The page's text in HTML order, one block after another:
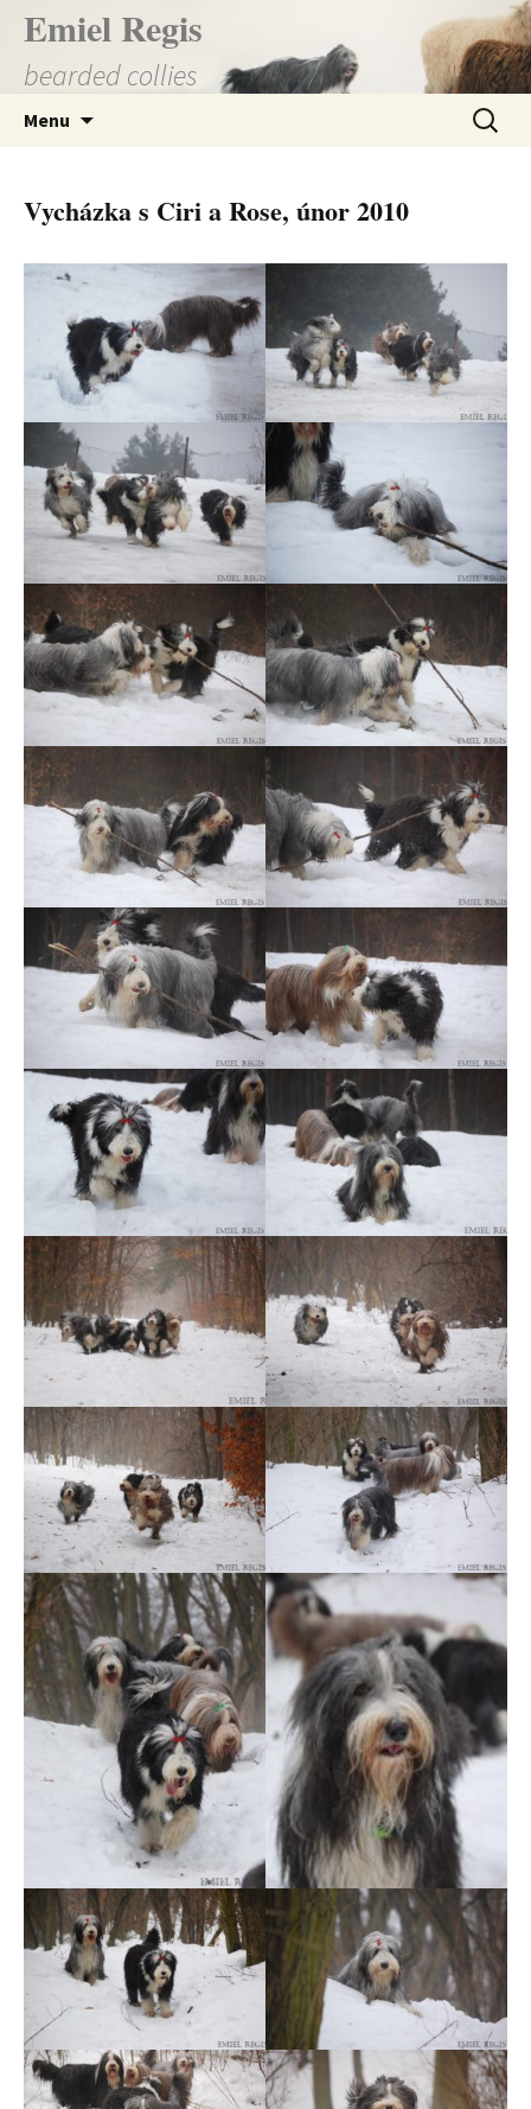
Přejít
obsahu
Emiel Regis
bearded collies
Menu
Vycházka s Ciri a Rose, únor 2010